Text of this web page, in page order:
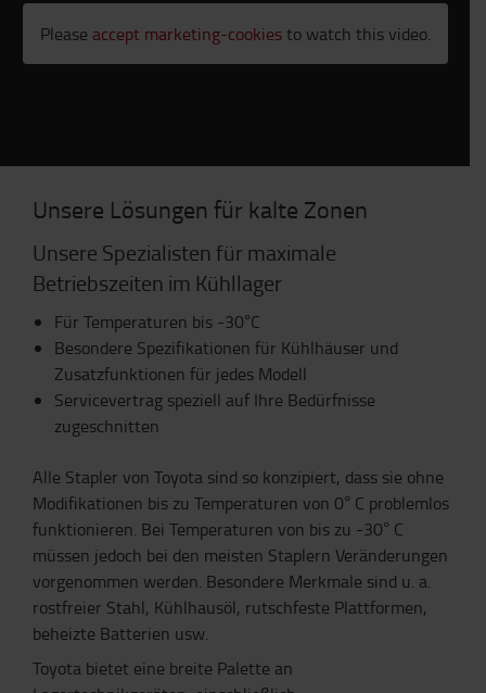
Please accept marketing-cookiesto watch this video.
Unsere Lösungen für kalte Zonen
Unsere Spezialisten für maximale
Betriebszeiten im Kühllager
Für Temperaturen bis -30°C
Besondere Spezifikationen für Kühlhäuser und
Zusatzfunktionen für jedes Modell
Servicevertrag speziell auf Ihre Bedürfnisse
zugeschnitten
Alle Stapler von Toyota sind so konzipiert, dass sie ohne
Modifikationen bis zu Temperaturen von 0° C problemlos
funktionieren. Bei Temperaturen von bis zu -30° C
müssen jedoch bei den meisten Staplern Veränderungen
vorgenommen werden. Besondere Merkmale sind u. a.
rostfreier Stahl, Kühlhausöl, rutschfeste Plattformen,
beheizte Batterien usw.
Toyota bietet eine breite Palette an